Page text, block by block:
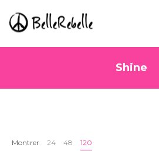
Shine
Montrer 24 48 120